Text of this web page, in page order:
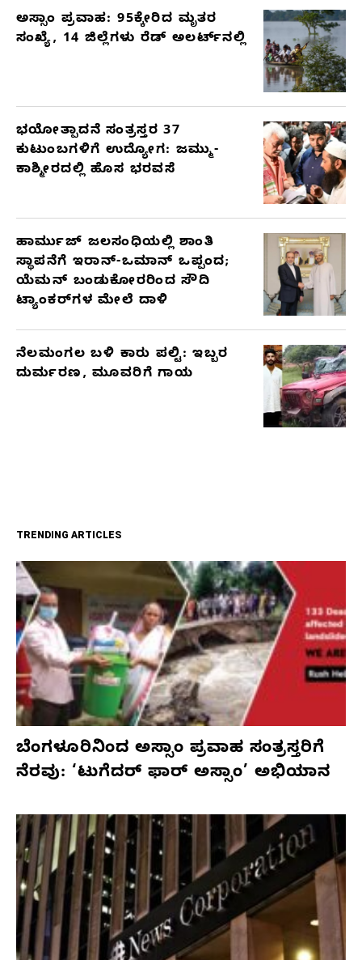
ಅಸ್ಸಾಂ ಪ್ರವಾಹ: 95ಕ್ಕೇರಿದ ಮೃತರ
ಸಂಖ್ಯೆ, 14 ಜಿಲ್ಲೆಗಳು ರೆಡ್ ಅಲರ್ಟ್‌ನಲ್ಲಿ
ಭಯೋತ್ಪಾದನೆ ಸಂತ್ರಸ್ತರ 37
ಕುಟುಂಬಗಳಿಗೆ ಉದ್ಯೋಗ: ಜಮ್ಮು-
ಕಾಶ್ಮೀರದಲ್ಲಿ ಹೊಸ ಭರವಸೆ
ಹಾರ್ಮುಜ್ ಜಲಸಂಧಿಯಲ್ಲಿ ಶಾಂತಿ
ಸ್ಥಾಪನೆಗೆ ಇರಾನ್-ಒಮಾನ್ ಒಪ್ಪಂದ;
ಯೆಮನ್ ಬಂಡುಕೋರರಿಂದ ಸೌದಿ
ಟ್ಯಾಂಕರ್‌ಗಳ ಮೇಲೆ ದಾಳಿ
ನೆಲಮಂಗಲ ಬಳಿ ಕಾರು ಪಲ್ಟಿ: ಇಬ್ಬರ
ದುರ್ಮರಣ, ಮೂವರಿಗೆ ಗಾಯ
TRENDING ARTICLES
ಬೆಂಗಳೂರಿನಿಂದ ಅಸ್ಸಾಂ ಪ್ರವಾಹ ಸಂತ್ರಸ್ತರಿಗೆ
ನೆರವು: ‘ಟುಗೆದರ್ ಫಾರ್ ಅಸ್ಸಾಂ’ ಅಭಿಯಾನ